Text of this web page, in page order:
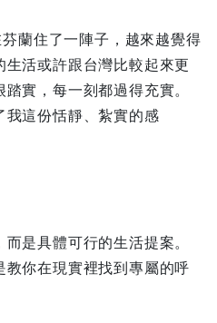
蘭住了一陣子，越來越覺得
生活或許跟台灣比較起來更
實，每一刻都過得充實。
我這份恬靜、紮實的感
是具體可行的生活提案。
你在現實裡找到專屬的呼